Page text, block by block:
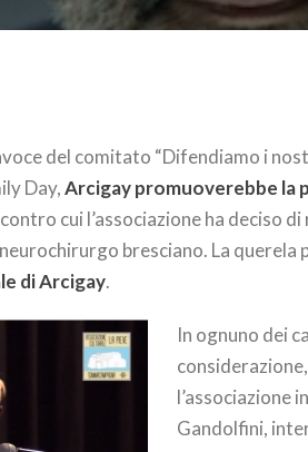
del comitato “Difendiamo i
Day,Arcigay promuoverebbe la
cui l’associazione ha deciso
bresciano. La querela
di Arcigay.
In ognuno dei
l’associazione
Gandolfini,